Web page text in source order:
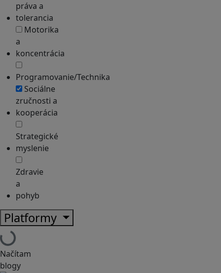
práva a
tolerancia
Motorika
a
koncentrácia
Programovanie/Technika
Sociálne
zručnosti a
kooperácia
Strategické
myslenie
Zdravie
a
pohyb
Platformy
Načítam
blogy